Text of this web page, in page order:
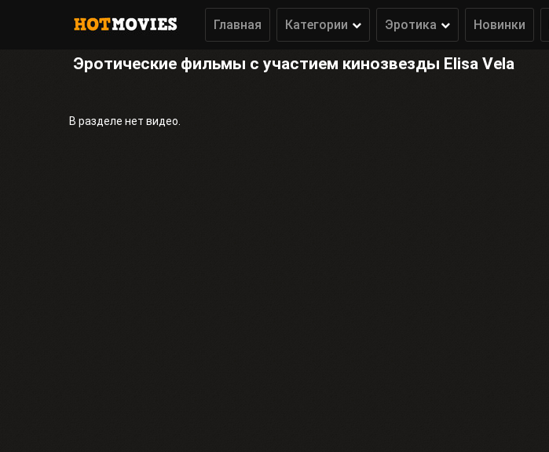
Главная Категории Эротика Новинки
Эротические фильмы с участием кинозвезды Elisa Vela
В разделе нет видео.